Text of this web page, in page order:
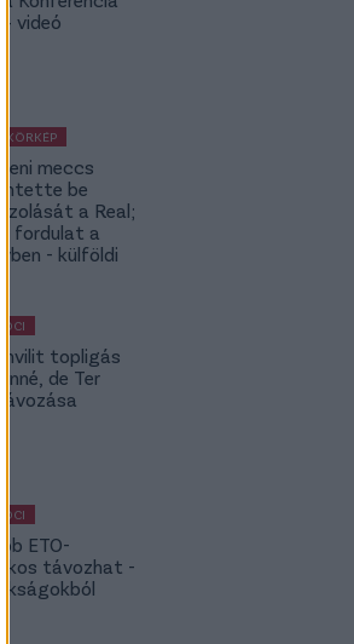
– videó
KÖRKÉP
meccs
be
a Real;
fordulat a
- külföldi
topligás
de Ter
ETO-
távozhat -